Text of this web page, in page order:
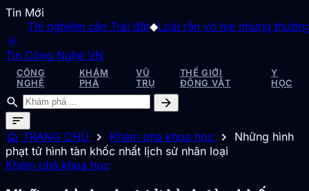
Tin Mới
cân Trái đất◆Loài rắn vô hại nhưng thường bị hiểu
blur_on
Tin Công Nghệ VN
CÔNG
NGHỆ
KHÁM
PHÁ
VŨ
TRỤ
THẾ GIỚI
ĐỘNG VẬT
Y
HỌC
search
arrow_forward
sort
home TRANG CHỦ chevron_right Khám phá khoa học chevron_right
Những hình
phạt tử hình tàn khốc nhất lịch sử nhân loại
Khám phá khoa học